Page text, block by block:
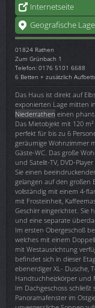
Internetseite
Geografische Lage
01824 Rathen
Zum Grünbach 1
Telefon: 0176 5101 6688
6 Betten + zusätzlich
Das Haus ist direkt auf
exponierten Lage mitten
Niederrathen einen
Das Mietobjekt mit 120
perfekt für bis zu 6
geräumige Wohnzimmer
Gäste-WC. Das große
und Satelit-TV, DVD-
Sie einen
gelangen auf den großen
vollständig mit einem 4-
mit Frosteinheit,
Geschirr eingerichtet. Sie
und eine separate
Im ersten Obergeschoß
welches mit einem
mit Westausrichtung
befindet sich in dieser
ebenerdiger XL- Dusche,
Handtuchheizkörper und
Im Dachgeschoss
Panoramafenster im